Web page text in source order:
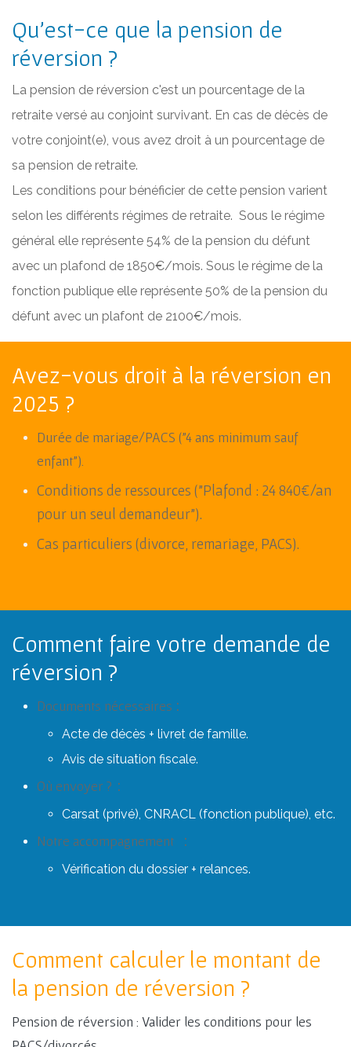
Qu’est-ce que la pension de
réversion ?
La pension de réversion c'est un pourcentage de la
retraite versé au conjoint survivant. En cas de décès de
votre conjoint(e), vous avez droit à un pourcentage de
sa pension de retraite.
Les conditions pour bénéficier de cette pension varient
selon les différents régimes de retraite. Sous le régime
général elle représente 54% de la pension du défunt
avec un plafond de 1850€/mois. Sous le régime de la
fonction publique elle représente 50% de la pension du
défunt avec un plafont de 2100€/mois.
Avez-vous droit à la réversion en
2025 ?
Durée de mariage/PACS ("4 ans minimum sauf
enfant").
Conditions de ressources ("Plafond : 24 840€/an
pour un seul demandeur").
Cas particuliers (divorce, remariage, PACS).
Comment faire votre demande de
réversion ?
Documents nécessaires :
Acte de décès + livret de famille.
Avis de situation fiscale.
Où envoyer ? :
Carsat (privé), CNRACL (fonction publique), etc.
Notre accompagnement :
Vérification du dossier + relances.
Comment calculer le montant de
la pension de réversion ?
Pension de réversion : Valider les conditions pour les